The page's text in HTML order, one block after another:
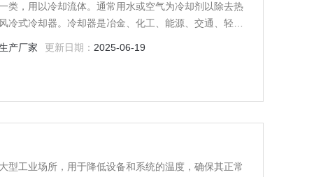
类，用以冷却流体。通常用水或空气为冷却剂以除去热
冷式冷却器。冷却器是冶金、化工、能源、交通、轻
产厂家 更新日期： 2025-06-19
型工业场所，用于降低设备和系统的温度，确保其正常